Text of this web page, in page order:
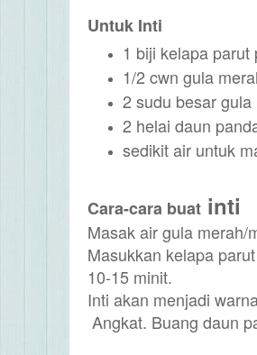
Untuk Inti
1 biji kelapa parut
1/2 cwn gula
2 sudu besar gula
2 helai daun
sedikit air untuk
Cara-cara buat inti
Masak air gula merah/
Masukkan kelapa
10-15 minit.
Inti akan menjadi
Angkat. Buang daun